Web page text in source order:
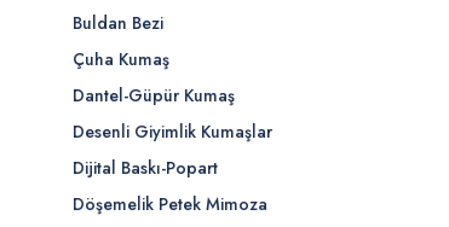
Buldan Bezi
Çuha Kumaş
Dantel-Güpür Kumaş
Desenli Giyimlik Kumaşlar
Dijital Baskı-Popart
Döşemelik Petek Mimoza